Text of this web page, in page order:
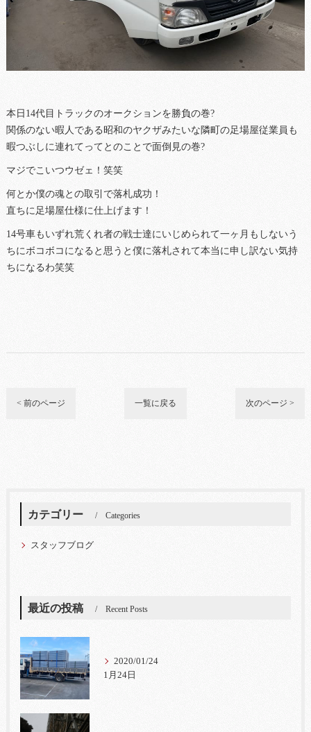
本日14代目トラックのオークションを勝負の巻?
関係のない暇人である昭和のヤクザみたいな隣町の足場屋従業員も
暇つぶしに連れてってとのことで面倒見の巻?
マジでこいつウゼェ！笑笑
何とか僕の魂との取引で落札成功！
直ちに足場屋仕様に仕上げます！
14号車もいずれ荒くれ者の戦士達にいじめられて一ヶ月もしないう
ちにボコボコになると思うと僕に落札されて本当に申し訳ない気持
ちになるわ笑笑
< 前のページ 一覧に戻る 次のページ >
カテゴリー Categories
スタッフブログ
最近の投稿 Recent Posts
2020/01/24
1月24日